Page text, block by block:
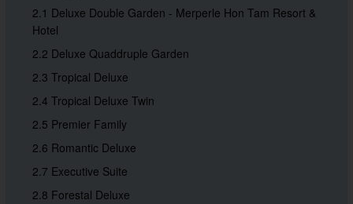
2.1 Deluxe Double Garden - Merperle Hon Tam Resort &
Hotel
2.2 Deluxe Quaddruple Garden
2.3 Tropical Deluxe
2.4 Tropical Deluxe Twin
2.5 Premier Family
2.6 Romantic Deluxe
2.7 Executive Suite
2.8 Forestal Deluxe